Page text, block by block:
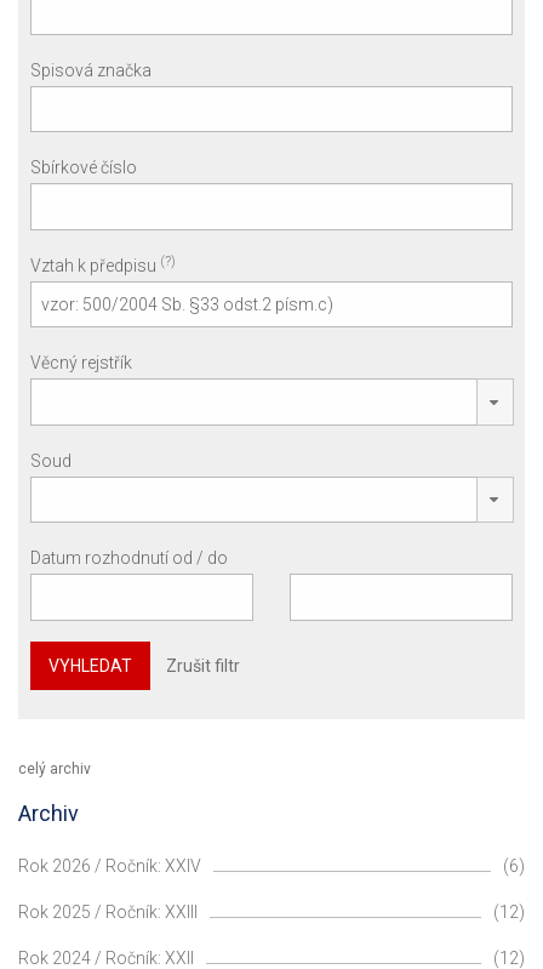
Spisová značka
Sbírkové číslo
Vztah k předpisu (?)
Věcný rejstřík
Soud
Datum rozhodnutí od / do
VYHLEDAT Zrušit filtr
celý archiv
Archiv
Rok 2026 / Ročník: XXIV (6)
Rok 2025 / Ročník: XXIII (12)
Rok 2024 / Ročník: XXII (12)